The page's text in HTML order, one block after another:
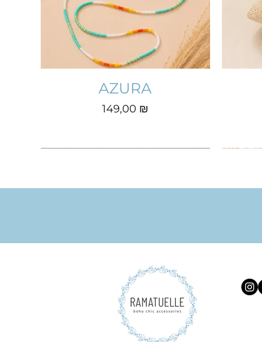
AZURA
Prix
149,00 ₪
BOLD RING
X EARINGS
REVE